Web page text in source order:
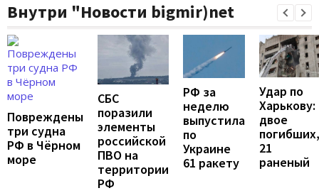
Внутри "Новости bigmir)net
Повреждены
три судна
РФ в Чёрном
море
СБС
поразили
элементы
российской
ПВО на
территории
РФ
РФ за
неделю
выпустила
по
Украине
61 ракету
Удар по
Харькову:
двое
погибших,
21
раненый